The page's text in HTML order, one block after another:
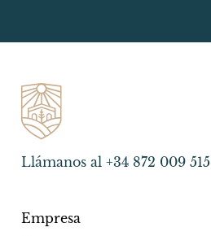
Llámanos al +34 872 009 515
Empresa